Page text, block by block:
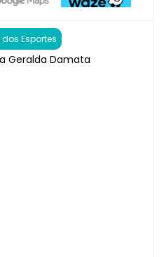
Esportes
Geralda Damata